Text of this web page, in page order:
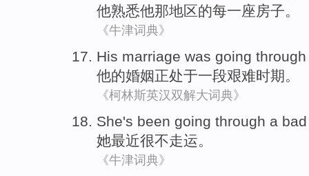
他熟悉他那地区的每一座房子。
《牛津词典》
His marriage was going
他的婚姻正处于一段艰难时期。
《柯林斯英汉双解大词典》
She's been going through a bad
她最近很不走运 。
《牛津词典》